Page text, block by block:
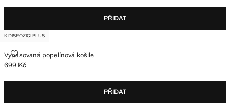
PŘIDAT
K DISPOZICI PLUS
Vypasovaná popelínová košile
VYPASOVANÁ POPELÍNOVÁ KOŠILE
Aktuální cena [699 Kč ]
699 Kč
PŘIDAT